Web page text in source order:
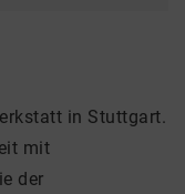
in Stuttgart.
mit
der